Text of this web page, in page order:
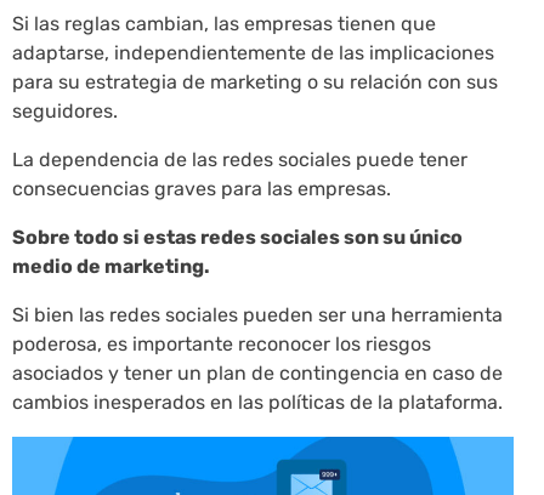
Si las reglas cambian, las empresas tienen que
adaptarse, independientemente de las implicaciones
para su estrategia de marketing o su relación con sus
seguidores.
La dependencia de las redes sociales puede tener
consecuencias graves para las empresas.
Sobre todo si estas redes sociales son su único
medio de marketing.
Si bien las redes sociales pueden ser una herramienta
poderosa, es importante reconocer los riesgos
asociados y tener un plan de contingencia en caso de
cambios inesperados en las políticas de la plataforma.